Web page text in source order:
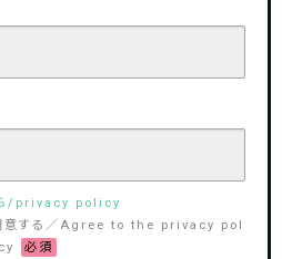
ら/privacy policy
同意する／Agree to the privacy pol
必須